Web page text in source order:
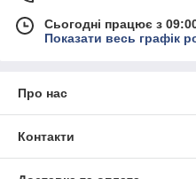
Сьогодні працює з
Показати весь графік
Про нас
Контакти